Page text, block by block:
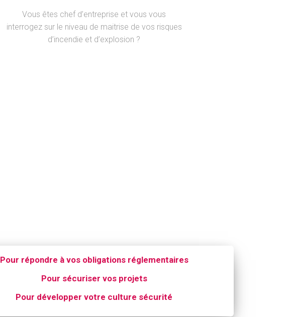
Vous êtes chef d’entreprise et vous vous
interrogez sur le niveau de maitrise de vos risques
d’incendie et d’explosion ?
Pour répondre à vos obligations réglementaires
Pour sécuriser vos projets
Pour développer votre culture sécurité